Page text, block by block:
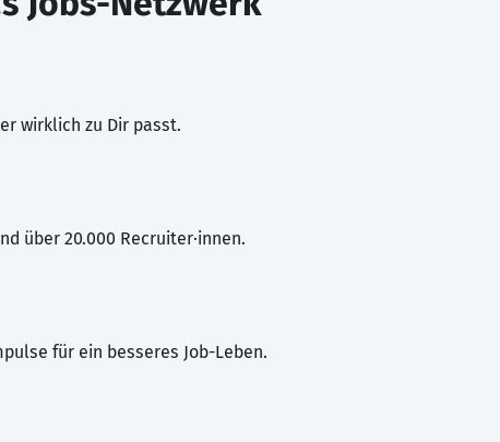
wirklich zu Dir passt.
über 20.000 Recruiter·innen.
für ein besseres Job-Leben.